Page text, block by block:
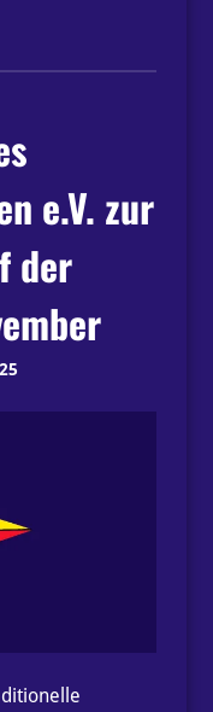
e.V. zur
der